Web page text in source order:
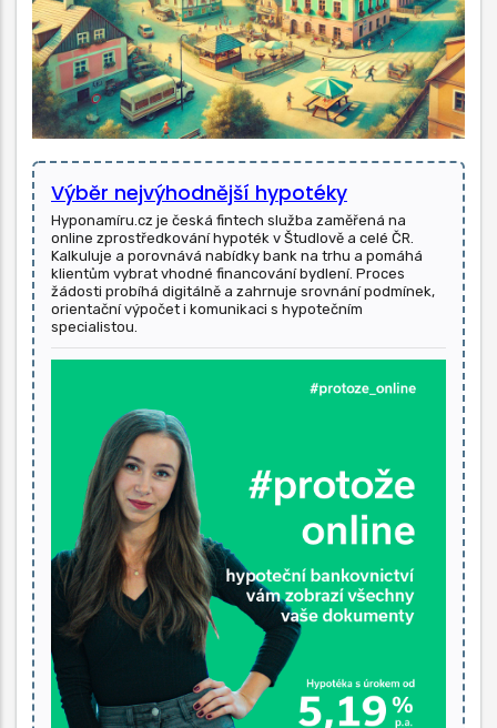
Výběr nejvýhodnější hypotéky
Hyponamíru.cz je česká fintech služba zaměřená na
online zprostředkování hypoték v Študlově a celé ČR.
Kalkuluje a porovnává nabídky bank na trhu a pomáhá
klientům vybrat vhodné financování bydlení. Proces
žádosti probíhá digitálně a zahrnuje srovnání podmínek,
orientační výpočet i komunikaci s hypotečním
specialistou.